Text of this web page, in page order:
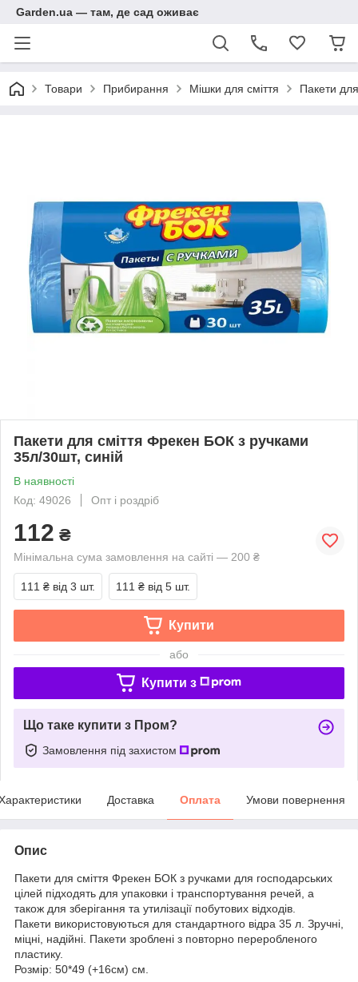
Garden.ua — там, де сад оживає
Товари Прибирання Мішки для сміття Пакети
Пакети для сміття Фрекен БОК з ручками
35л/30шт, синій
В наявності
Код: 49026
Опт і роздріб
112 ₴
Мінімальна сума замовлення на сайті — 200 ₴
111 ₴ від 3 шт. 111 ₴ від 5 шт.
Купити
або
Купити з
Що таке купити з Пром?
Замовлення під захистом
Доставка Оплата Умови повернення
Опис
Пакети для сміття Фрекен БОК з ручками для господарських
цілей підходять для упаковки і транспортування речей, а
також для зберігання та утилізації побутових відходів.
Пакети використовуються для стандартного відра 35 л. Зручні,
міцні, надійні. Пакети зроблені з повторно переробленого
пластику.
Розмір: 50*49 (+16см) см.